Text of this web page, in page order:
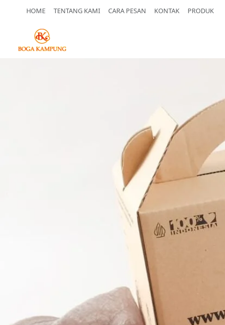
HOME TENTANG KAMI CARA PESAN KONTAK PRODUK